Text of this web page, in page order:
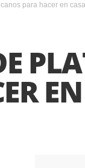
para hacer en casa